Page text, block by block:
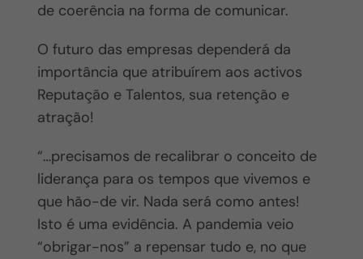
de coerência na forma de comunicar.
O futuro das empresas dependerá da
importância que atribuírem aos activos
Reputação e Talentos, sua retenção e
atração!
“…precisamos de recalibrar o conceito de
liderança para os tempos que vivemos e
que hão-de vir. Nada será como antes!
Isto é uma evidência. A pandemia veio
“obrigar-nos” a repensar tudo e, no que